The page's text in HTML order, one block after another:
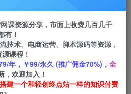
正文
康赛道暴力掘金，可日入
课资源分享，市面上收费几百几千
有！
技术、电商运营、脚本源码等资源，
课程！
年，￥99/永久 (推广佣金70%)， 全
，欢迎加入！
建一个和轻创终点站一样的知识付费